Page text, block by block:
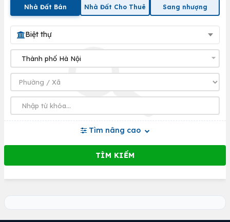
Nhà Đất Bán Nhà Đất Cho Thuê Sang nhượng
Biệt thự
Tìm nâng cao